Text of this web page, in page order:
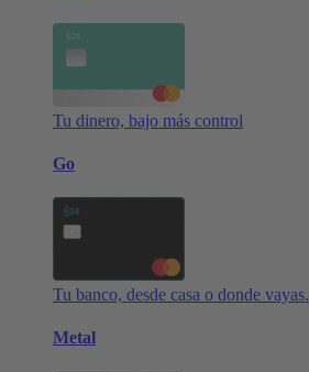
Tu dinero, bajo más control
Go
Tu banco, desde casa o donde vayas.
Metal